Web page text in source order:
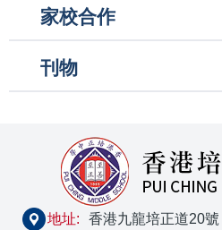
家校合作
刊物
地址: 香港九龍培正道20號